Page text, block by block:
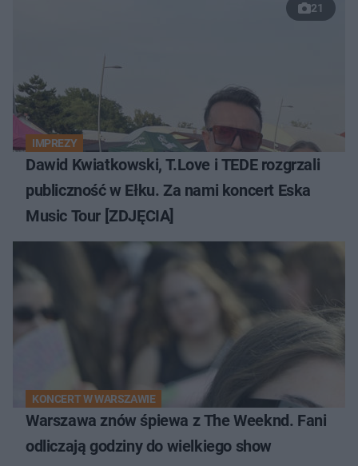
21
IMPREZY
Dawid Kwiatkowski, T.Love i TEDE rozgrzali
publiczność w Ełku. Za nami koncert Eska
Music Tour [ZDJĘCIA]
KONCERT W WARSZAWIE
Warszawa znów śpiewa z The Weeknd. Fani
odliczają godziny do wielkiego show